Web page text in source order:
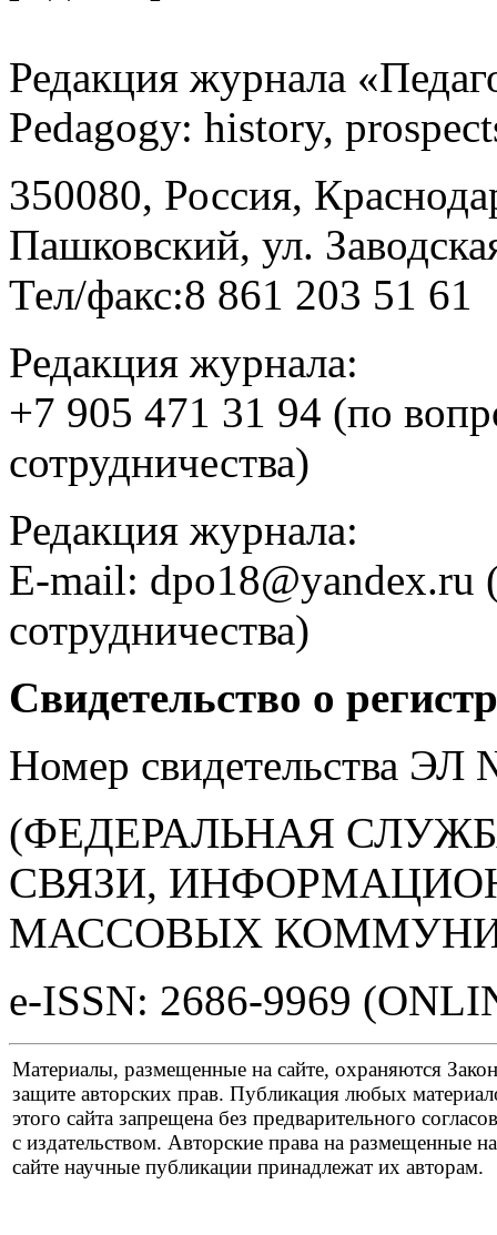
Редакция журнала
Pedagogу: history,
350080, Россия,
Пашковский, ул.
Тел/факс:8 861 203 51 61
Редакция журнала:
+7 905 471 31 94 (по
сотрудничества)
Редакция журнала:
E-mail: dpo18@yandex.ru
сотрудничества)
Свидетельство о
Номер свидетельства
(ФЕДЕРАЛЬНАЯ
СВЯЗИ,
МАССОВЫХ
e-ISSN: 2686-9969
Материалы, размещенные на сайте, охраняются
защите авторских прав. Публикация любых
этого сайта запрещена без предварительного
с издательством. Авторские права на размещенные на
сайте научные публикации принадлежат их авторам.